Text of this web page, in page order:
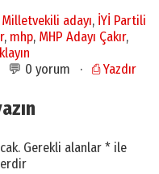
adayı, İYİ Partili
, mhp, MHP Adayı Çakır,
💬 0 yorum · ⎙ Yazdır
Gerekli alanlar* ile